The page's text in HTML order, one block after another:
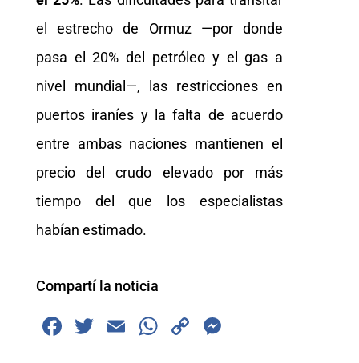
el estrecho de Ormuz —por donde
pasa el 20% del petróleo y el gas a
nivel mundial—, las restricciones en
puertos iraníes y la falta de acuerdo
entre ambas naciones mantienen el
precio del crudo elevado por más
tiempo del que los especialistas
habían estimado.
Compartí la noticia
F
T
E
W
C